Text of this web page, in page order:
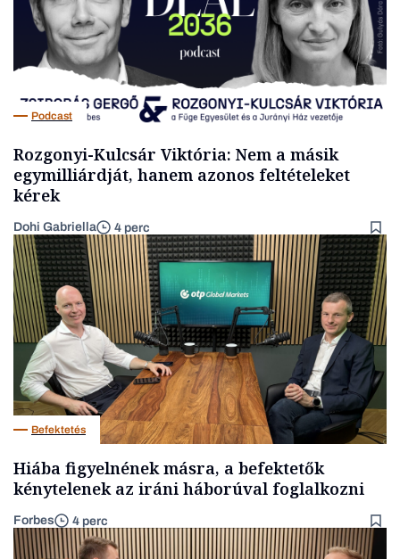
Podcast
Rozgonyi-Kulcsár Viktória: Nem a másik
egymilliárdját, hanem azonos feltételeket
kérek
Dohi Gabriella 4 perc
Befektetés
Hiába figyelnének másra, a befektetők
kénytelenek az iráni háborúval foglalkozni
Forbes 4 perc